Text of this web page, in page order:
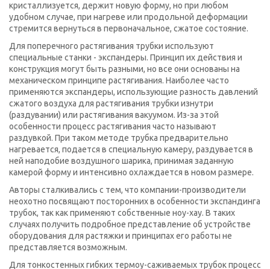
кристаллизуется, держит новую форму, но при любом
удобном случае, при нагреве или продольной деформации
стремится вернуться в первоначальное, сжатое состояние.
Для поперечного растягивания трубки используют
специальные станки - экспандеры. Принцип их действия и
конструкция могут быть разными, но все они основаны на
механическом принципе растягивания. Наиболее часто
применяются экспандеры, использующие разность давлений
сжатого воздуха для растягивания трубки изнутри
(раздувании) или растягивания вакуумом. Из-за этой
особенности процесс растягивания часто называют
раздувкой. При таком методе трубка предварительно
нагревается, подается в специальную камеру, раздувается в
ней наподобие воздушного шарика, принимая заданную
камерой форму и интенсивно охлаждается в новом размере.
Авторы сталкивались с тем, что компании-производители
неохотно посвящают посторонних в особенности экспандинга
трубок, так как применяют собственные ноу-хау. В таких
случаях получить подробное представление об устройстве
оборудования для растяжки и принципах его работы не
представляется возможным.
Для тонкостенных гибких термоу-саживаемых трубок процесс